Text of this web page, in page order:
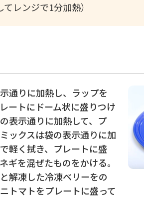
レンジで1分加熱）
通りに加熱し、ラップを
ートにドーム状に盛りつけ
表示通りに加熱して、プ
ックスは袋の表示通りに加
軽く拭き、プレートに盛
ギを混ぜたものをかける。
解凍した冷凍ベリーをの
トマトをプレートに盛って